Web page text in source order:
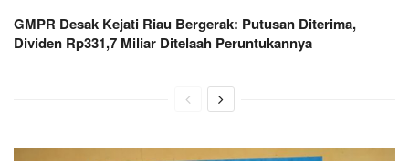
GMPR Desak Kejati Riau Bergerak: Putusan Diterima,
Dividen Rp331,7 Miliar Ditelaah Peruntukannya